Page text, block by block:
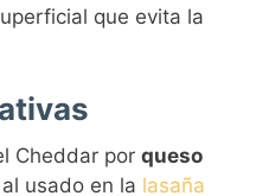
que evita la
Cheddar porqueso
usado en la lasaña